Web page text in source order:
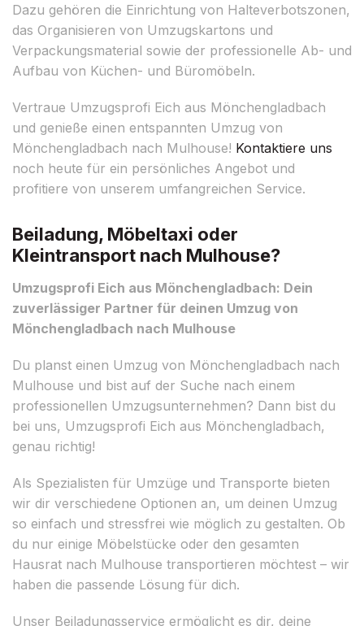
Dazu gehören die Einrichtung von Halteverbotszonen,
das Organisieren von Umzugskartons und
Verpackungsmaterial sowie der professionelle Ab- und
Aufbau von Küchen- und Büromöbeln.
Vertraue Umzugsprofi Eich aus Mönchengladbach
und genieße einen entspannten Umzug von
Mönchengladbach nach Mulhouse! Kontaktiere uns
noch heute für ein persönliches Angebot und
profitiere von unserem umfangreichen Service.
Beiladung, Möbeltaxi oder
Kleintransport nach Mulhouse?
Umzugsprofi Eich aus Mönchengladbach: Dein
zuverlässiger Partner für deinen Umzug von
Mönchengladbach nach Mulhouse
Du planst einen Umzug von Mönchengladbach nach
Mulhouse und bist auf der Suche nach einem
professionellen Umzugsunternehmen? Dann bist du
bei uns, Umzugsprofi Eich aus Mönchengladbach,
genau richtig!
Als Spezialisten für Umzüge und Transporte bieten
wir dir verschiedene Optionen an, um deinen Umzug
so einfach und stressfrei wie möglich zu gestalten. Ob
du nur einige Möbelstücke oder den gesamten
Hausrat nach Mulhouse transportieren möchtest – wir
haben die passende Lösung für dich.
Unser Beiladungsservice ermöglicht es dir, deine